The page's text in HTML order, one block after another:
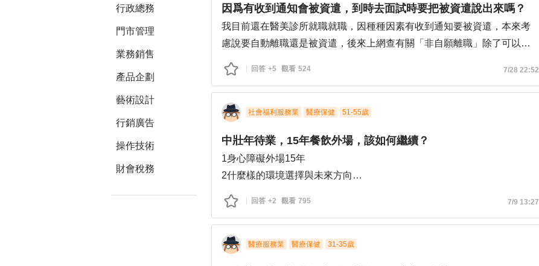
行政總務
門市管理
業務銷售
產品企劃
藝術設計
行銷廣告
操作技術
財會稅務
因爲有收到通知會被資遣，到時去面試時要把被資遣說出來嗎？
我目前還在醫美診所就職就職，因種種因素有收到通知要被資遣，本來考
慮說要自動離職還是被資遣，後來上網查有關「非自願離職」除了可以拿
到資遣費外，還有失業補助金可領，想問1.到時去面試時要把被資遣說出來
嗎？
回答 +5 觀看 524 7/28 22:52
社會福利服務業 醫療保健 51-55歲
中壯年待業，15年餐飲外場，該如何繼續？
1身心障礙外場15年
2什麼樣的環境選擇與未來方向
3若一時沒有找到，是否建議先申請一次失能給付後再尋找？
4體力不足
5沒有考丙級
6想創業
回答 +2 觀看 795 7/9 13:27
醫療服務業 醫療保健 31-35歲